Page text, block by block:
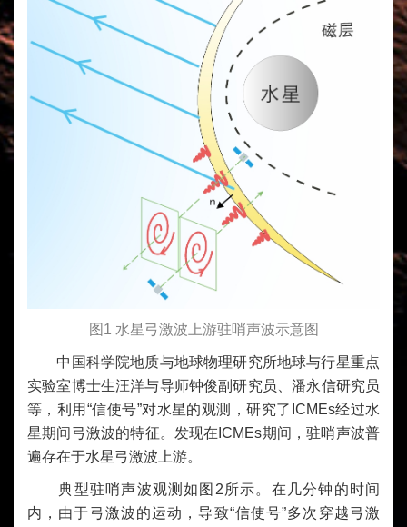
图1 水星弓激波上游驻哨声波示意图
中国科学院地质与地球物理研究所地球与行星重点
实验室博士生汪洋与导师钟俊副研究员、潘永信研究员
等，利用“信使号”对水星的观测，研究了ICMEs经过水
星期间弓激波的特征。发现在ICMEs期间，驻哨声波普
遍存在于水星弓激波上游。
典型驻哨声波观测如图2所示。在几分钟的时间
内，由于弓激波的运动，导致“信使号”多次穿越弓激